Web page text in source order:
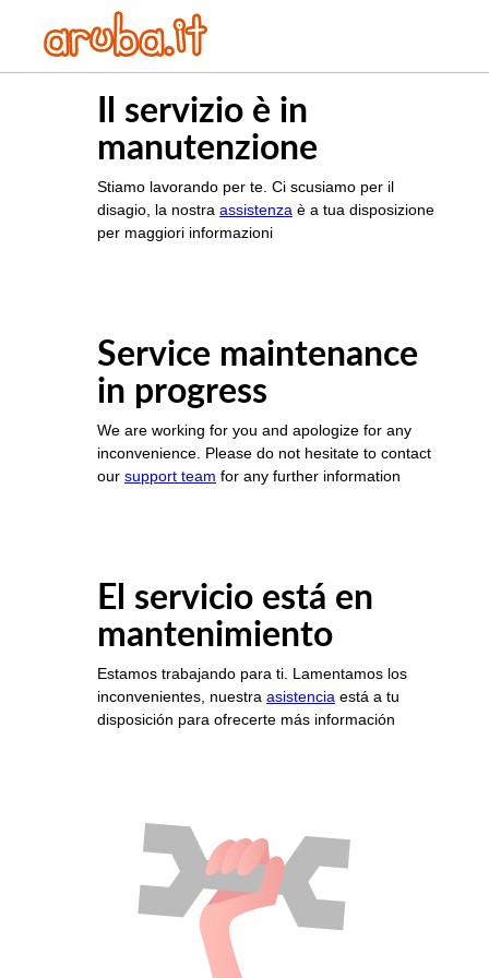
Il servizio è in
manutenzione
Stiamo lavorando per te. Ci scusiamo per il
disagio, la nostra assistenza è a tua disposizione
per maggiori informazioni
Service maintenance
in progress
We are working for you and apologize for any
inconvenience. Please do not hesitate to contact
our support team for any further information
El servicio está en
mantenimiento
Estamos trabajando para ti. Lamentamos los
inconvenientes, nuestra asistencia está a tu
disposición para ofrecerte más información